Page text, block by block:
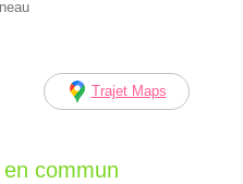
Trajet Maps
commun